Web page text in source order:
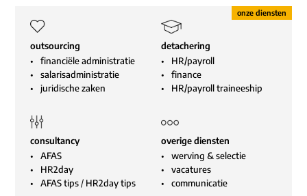
outsourcing
financiële administratie
salarisadministratie
juridische zaken
detachering
HR/payroll
finance
HR/payroll traineeship
consultancy
AFAS
HR2day
AFAS tips/ HR2day tips
overige diensten
werving & selectie
vacatures
communicatie